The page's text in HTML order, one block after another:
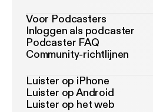
Voor Podcasters
Inloggen als podcaster
Podcaster FAQ
Community-richtlijnen
Luister op iPhone
Luister op Android
Luister op het web